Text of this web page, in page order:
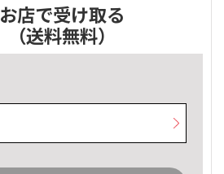
お店で受け取る
（送料無料）